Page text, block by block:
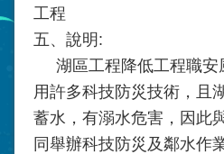
工程
五、說明:
湖區工程降低工程職安
用許多科技防災技術，且
蓄水，有溺水危害，因此
同舉辦科技防災及鄰水作